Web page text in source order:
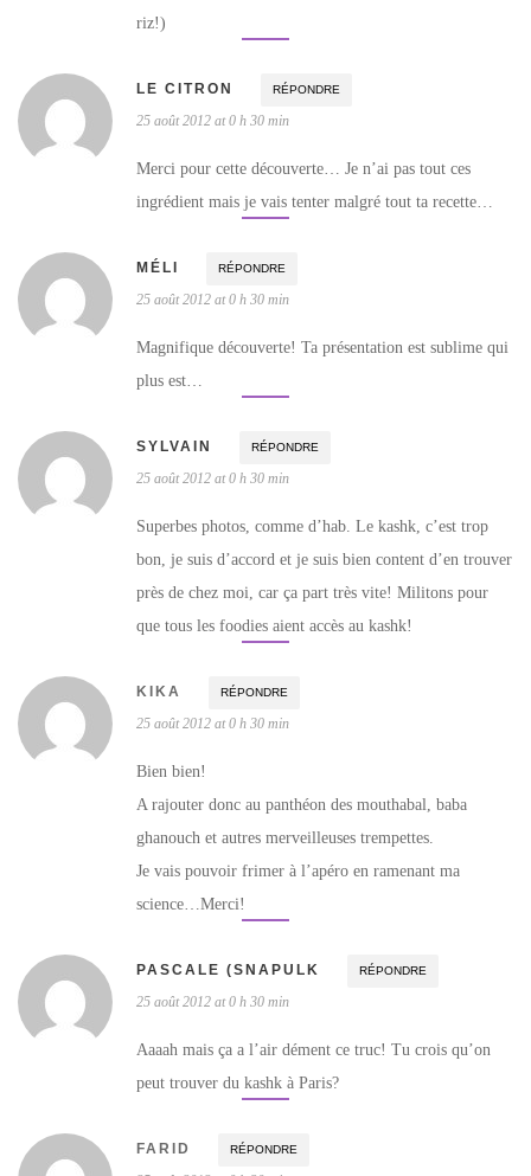
riz!)
LE CITRON RÉPONDRE
25 août 2012 at 0 h 30 min
Merci pour cette découverte… Je n’ai pas tout ces
ingrédient mais je vais tenter malgré tout ta recette…
MÉLI RÉPONDRE
25 août 2012 at 0 h 30 min
Magnifique découverte! Ta présentation est sublime qui
plus est…
SYLVAIN RÉPONDRE
25 août 2012 at 0 h 30 min
Superbes photos, comme d’hab. Le kashk, c’est trop
bon, je suis d’accord et je suis bien content d’en trouver
près de chez moi, car ça part très vite! Militons pour
que tous les foodies aient accès au kashk!
KIKA RÉPONDRE
25 août 2012 at 0 h 30 min
Bien bien!
A rajouter donc au panthéon des mouthabal, baba
ghanouch et autres merveilleuses trempettes.
Je vais pouvoir frimer à l’apéro en ramenant ma
science…Merci!
PASCALE (SNAPULK RÉPONDRE
25 août 2012 at 0 h 30 min
Aaaah mais ça a l’air dément ce truc! Tu crois qu’on
peut trouver du kashk à Paris?
FARID RÉPONDRE